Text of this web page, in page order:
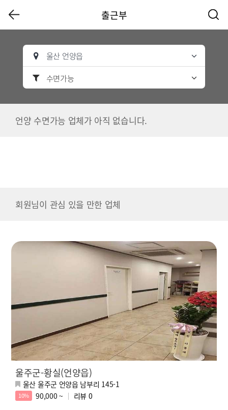
출근부
울산 언양읍
수면가능
언양 수면가능 업체가 아직 없습니다.
회원님이 관심 있을 만한 업체
울주군-황실(언양읍)
울산 울주군 언양읍 남부리 145-1
10% 90,000 ~ 리뷰 0